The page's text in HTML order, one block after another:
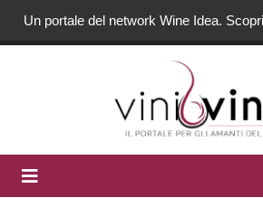
Un portale del network Wine Idea.